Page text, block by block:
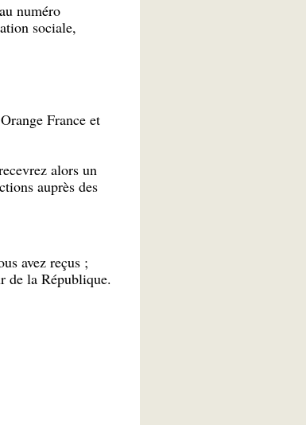
numéro
sociale,
France et
alors un
auprès des
avez reçus ;
de la République.